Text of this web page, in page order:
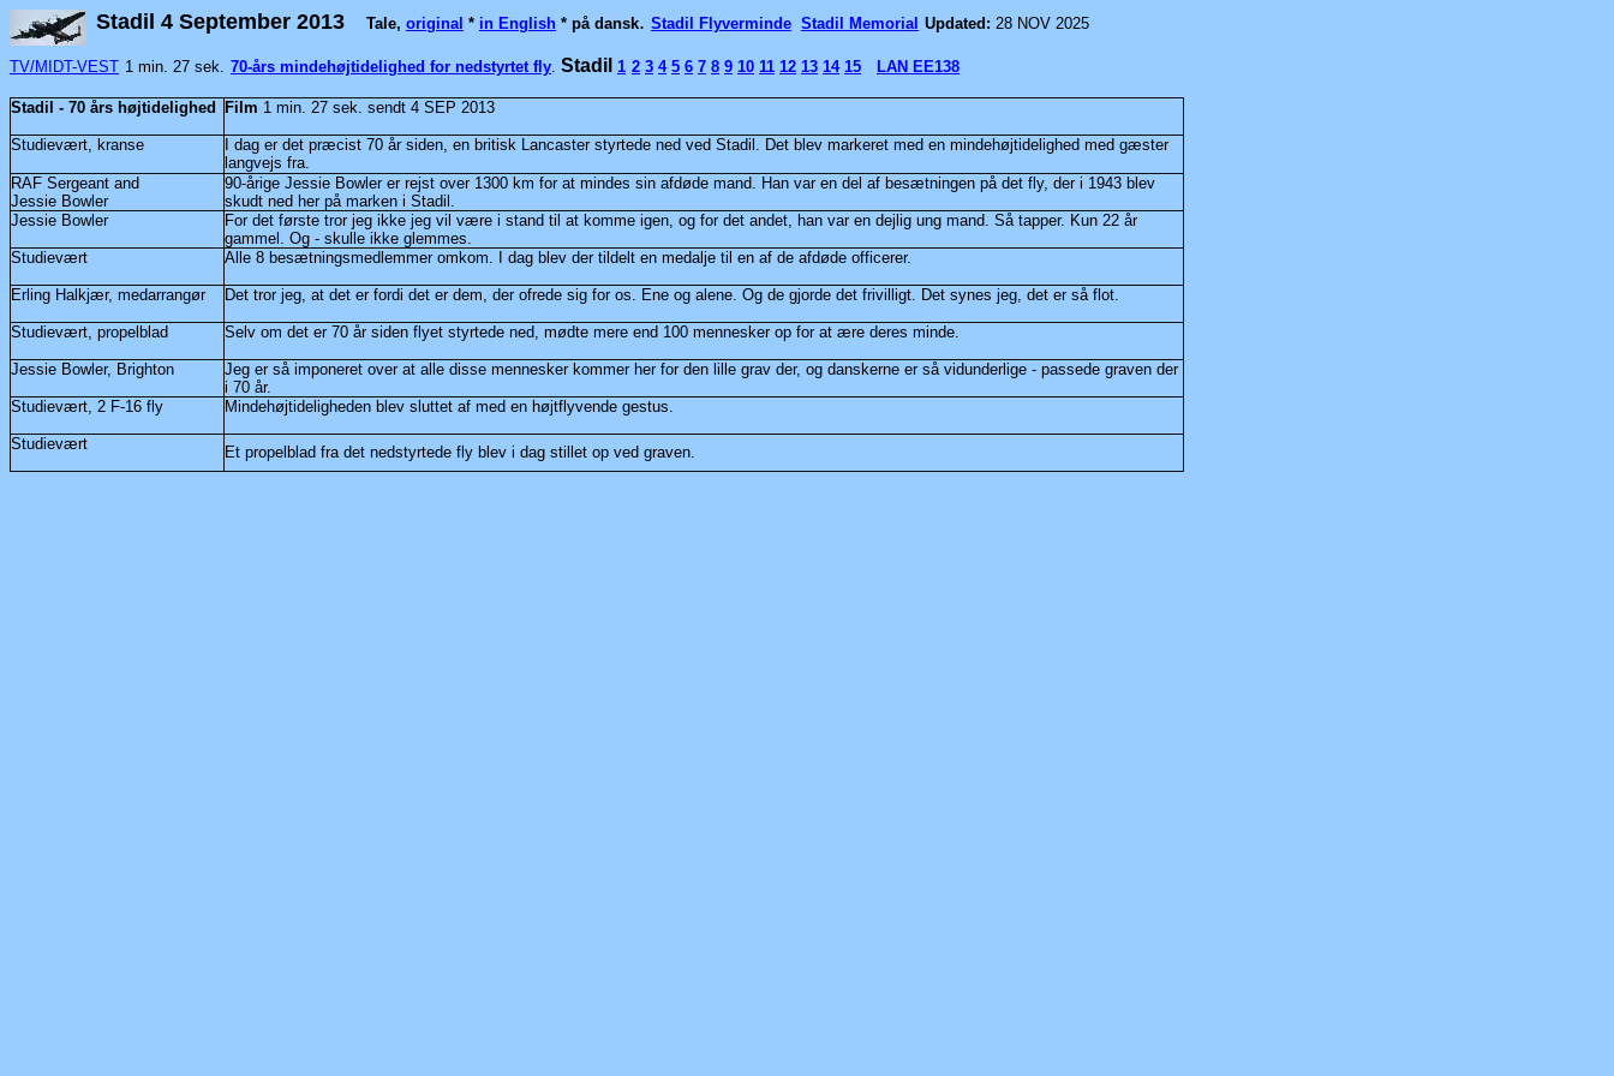
Stadil 4 September 2013 Tale, original * in English * på dansk. Stadil Flyverminde Stadil Memorial Updated: 28 NOV 2025
TV/MIDT-VEST 1 min. 27 sek. 70-års mindehøjtidelighed for nedstyrtet fly. Stadil 1 2 3 4 5 6 7 8 9 10 11 12 13 14 15 LAN EE138
Stadil - 70 års højtidelighed Film 1 min. 27 sek. sendt 4 SEP 2013
Studievært, kranse
I dag er det præcist 70 år siden, en britisk Lancaster styrtede ned ved Stadil. Det blev markeret med en mindehøjtidelighed med gæster
langvejs fra.
RAF Sergeant and
Jessie Bowler
90-årige Jessie Bowler er rejst over 1300 km for at mindes sin afdøde mand. Han var en del af besætningen på det fly, der i 1943 blev
skudt ned her på marken i Stadil.
Jessie Bowler
For det første tror jeg ikke jeg vil være i stand til at komme igen, og for det andet, han var en dejlig ung mand. Så tapper. Kun 22 år
gammel. Og - skulle ikke glemmes.
Studievært
Alle 8 besætningsmedlemmer omkom. I dag blev der tildelt en medalje til en af de afdøde officerer.
Erling Halkjær, medarrangør Det tror jeg, at det er fordi det er dem, der ofrede sig for os. Ene og alene. Og de gjorde det frivilligt. Det synes jeg, det er så flot.
Studievært, propelblad Selv om det er 70 år siden flyet styrtede ned, mødte mere end 100 mennesker op for at ære deres minde.
Jessie Bowler, Brighton
Jeg er så imponeret over at alle disse mennesker kommer her for den lille grav der, og danskerne er så vidunderlige - passede graven der
i 70 år.
Studievært, 2 F-16 fly
Mindehøjtideligheden blev sluttet af med en højtflyvende gestus.
Studievært Et propelblad fra det nedstyrtede fly blev i dag stillet op ved graven.